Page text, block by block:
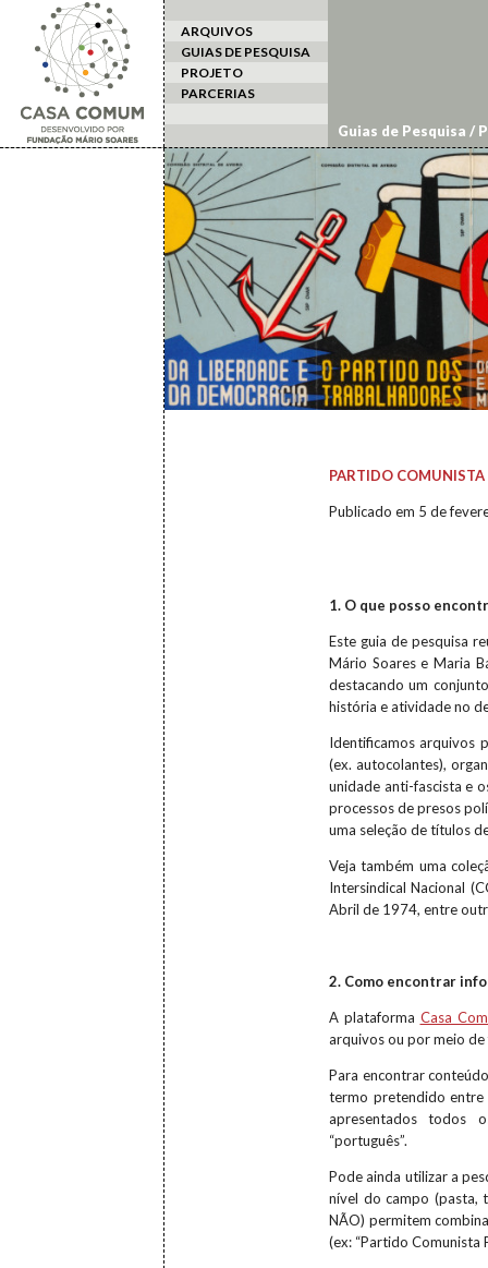
ARQUIVOS
GUIAS DE PESQUISA
PROJETO
PARCERIAS
Guias de Pesquisa /
PARTIDO COMUNISTA
Publicado em 5 de
1. O que posso
Este guia de pesquisa
Mário Soares e Maria
destacando um
história e atividade no
Identificamos arquivos
(ex. autocolantes),
unidade anti-fascista e
processos de presos
uma seleção de títulos
Veja também uma
Intersindical Nacional
Abril de 1974, entre
2. Como encontrar
A plataforma Casa
arquivos ou por meio de
Para encontrar
termo pretendido entre
apresentados todos
“português”.
Pode ainda utilizar a
nível do campo (pasta,
NÃO) permitem
(ex: “Partido Comunista